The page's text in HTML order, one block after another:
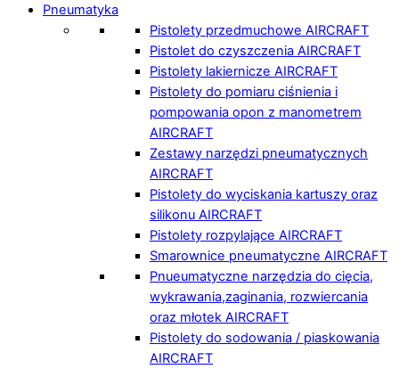
Pneumatyka
Pistolety przedmuchowe AIRCRAFT
Pistolet do czyszczenia AIRCRAFT
Pistolety lakiernicze AIRCRAFT
Pistolety do pomiaru ciśnienia i
pompowania opon z manometrem
AIRCRAFT
Zestawy narzędzi pneumatycznych
AIRCRAFT
Pistolety do wyciskania kartuszy oraz
silikonu AIRCRAFT
Pistolety rozpylające AIRCRAFT
Smarownice pneumatyczne AIRCRAFT
Pnueumatyczne narzędzia do cięcia,
wykrawania,zaginania, rozwiercania
oraz młotek AIRCRAFT
Pistolety do sodowania / piaskowania
AIRCRAFT